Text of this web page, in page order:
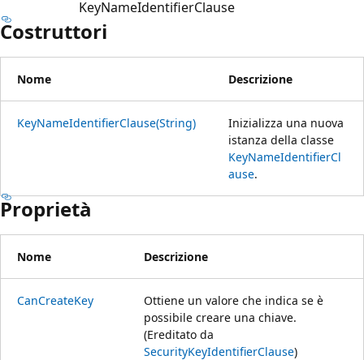
KeyNameIdentifierClause
Costruttori
Nome Descrizione
KeyNameIdentifierClause(String)
Inizializza una nuova
istanza della classe
KeyNameIdentifierCl
ause.
Proprietà
Nome Descrizione
CanCreateKey
Ottiene un valore che indica se è
possibile creare una chiave.
(Ereditato da
SecurityKeyIdentifierClause)